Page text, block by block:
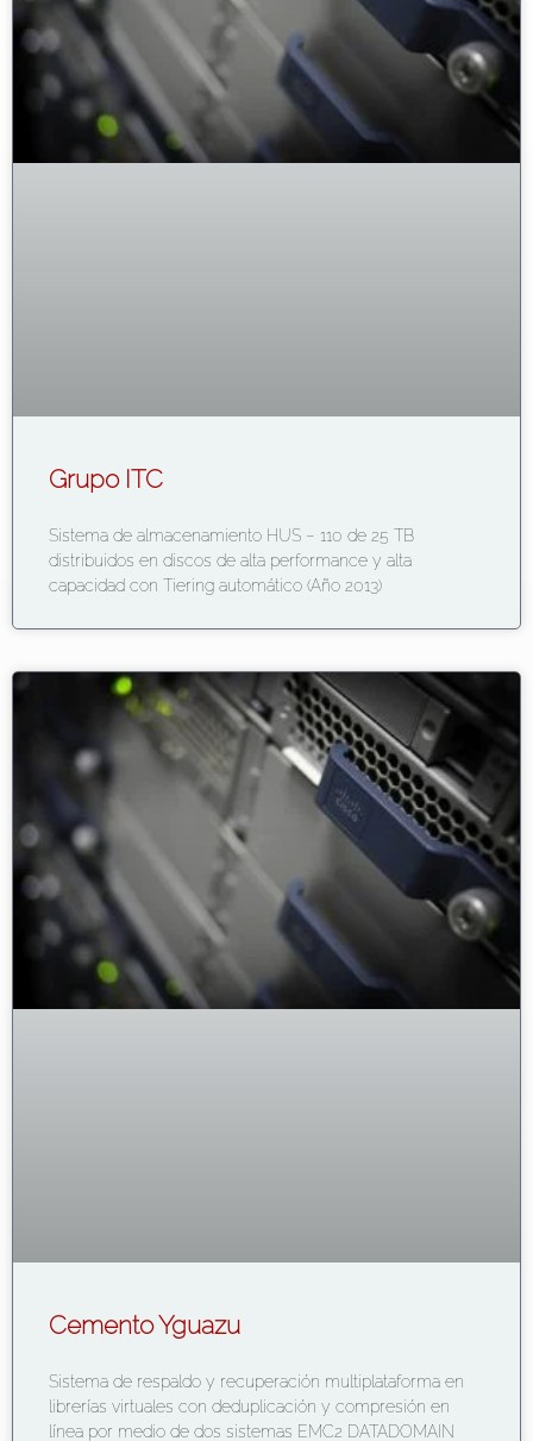
Grupo ITC
Sistema de almacenamiento HUS – 110 de 25 TB
distribuidos en discos de alta performance y alta
capacidad con Tiering automático (Año 2013)
Cemento Yguazu
Sistema de respaldo y recuperación multiplataforma en
librerías virtuales con deduplicación y compresión en
línea por medio de dos sistemas EMC2 DATADOMAIN